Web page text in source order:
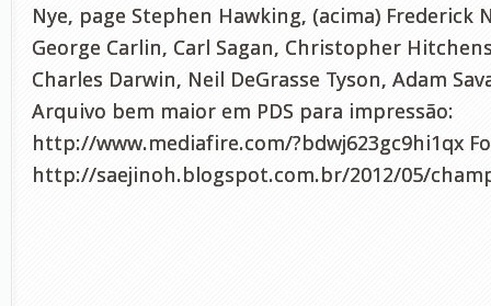
Nye, page Stephen Hawking, (acima) Frederick
George Carlin, Carl Sagan, Christopher
Charles Darwin, Neil DeGrasse Tyson, Adam
Arquivo bem maior em PDS para impressão:
http://www.mediafire.com/?bdwj623gc9hi1qx
http://saejinoh.blogspot.com.br/2012/05/